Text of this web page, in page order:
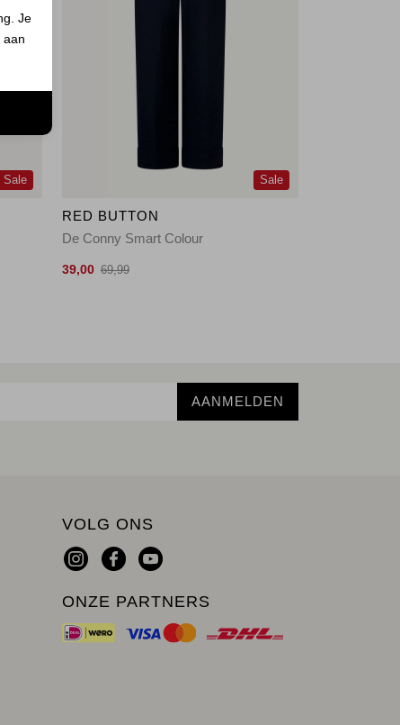
Sale Sale
RED BUTTON
De Conny Smart Colour
39,00 69,99
AANMELDEN
VOLG ONS
ONZE PARTNERS
Je
aan